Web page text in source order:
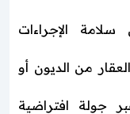
الإجراءات
من الديون أو
جولة افتراضية